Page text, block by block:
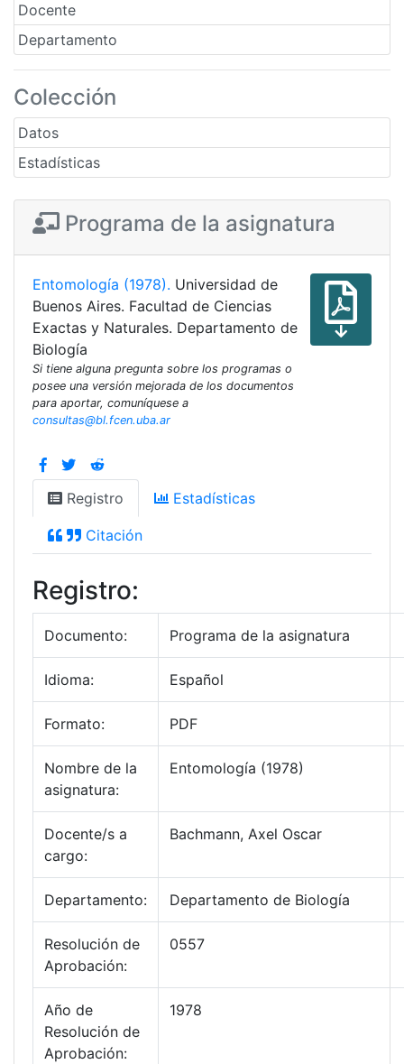
Docente
Departamento
Colección
Datos
Estadísticas
Programa de la asignatura
Entomología (1978). Universidad de
Buenos Aires. Facultad de Ciencias
Exactas y Naturales. Departamento de
Biología
Si tiene alguna pregunta sobre los programas o
posee una versión mejorada de los documentos
para aportar, comuníquese a
consultas@bl.fcen.uba.ar
Registro Estadísticas
Citación
Registro:
Documento: Programa de la asignatura
Idioma: Español
Formato: PDF
Nombre de la
asignatura:
Entomología (1978)
Docente/s a
cargo:
Bachmann, Axel Oscar
Departamento: Departamento de Biología
Resolución de
Aprobación:
0557
Año de
Resolución de
Aprobación:
1978